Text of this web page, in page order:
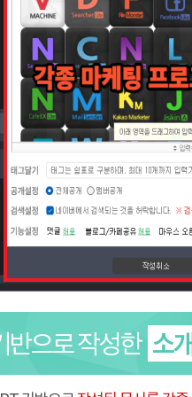
반으로 작성한 소